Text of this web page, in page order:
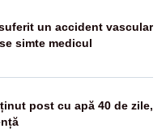
un accident vascular
simte medicul
post cu apă 40 de zile,